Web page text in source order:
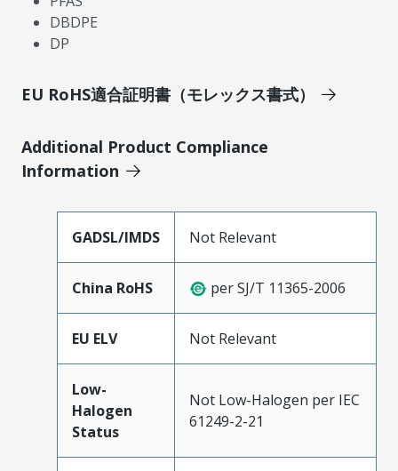
DBDPE
DP
EU RoHS適合証明書（モレックス書式）
Additional Product Compliance
Information
GADSL/IMDS Not Relevant
China RoHS per SJ/T 11365-2006
EU ELV Not Relevant
Low-
Halogen
Status
Not Low-Halogen per IEC
61249-2-21